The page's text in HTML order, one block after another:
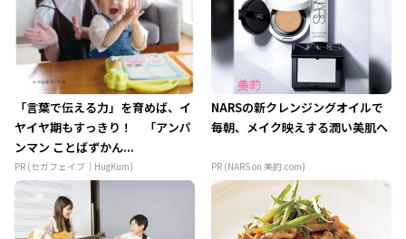
「言葉で伝える力」を育めば、イ
ヤイヤ期もすっきり！ 「アンパ
ンマン ことばずかん...
PR (セガフェイブ｜HugKum)
NARSの新クレンジングオイルで
毎朝、メイク映えする潤い美肌へ
PR (NARS on 美的.com)